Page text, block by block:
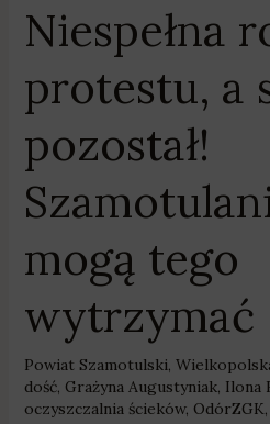
Niespełna
protestu, a
pozostał!
mogą tego
wytrzymać
Powiat Szamotulski,
dość, Grażyna Augustyniak, Ilona
oczyszczalnia ścieków, OdórZGK,
Niespełna
rok
protestu,
smród
pozostał!
Szamotulanie
mogą
wytrzymać